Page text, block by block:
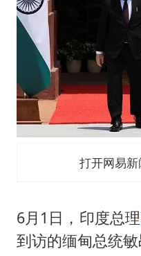
打开网易
6月1日，印度总理
到访的缅甸总统